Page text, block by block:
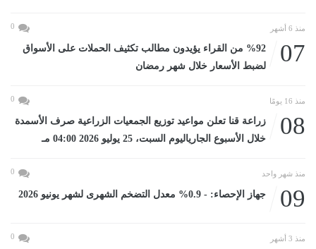
منذ 6 أشهر 0
07
%92 من القراء يؤيدون مطالب تكثيف الحملات على الأسواق
لضبط الأسعار خلال شهر رمضان
منذ 16 يومًا 0
08
زراعة قنا تعلن مواعيد توزيع الجمعيات الزراعية صرف الأسمدة
خلال الأسبوع الجارياليوم السبت، 25 يوليو 2026 04:00 مـ
منذ شهر واحد 0
09 جهاز الإحصاء: - 0.9% معدل التضخم الشهرى لشهر يونيو 2026
منذ 3 أشهر 0